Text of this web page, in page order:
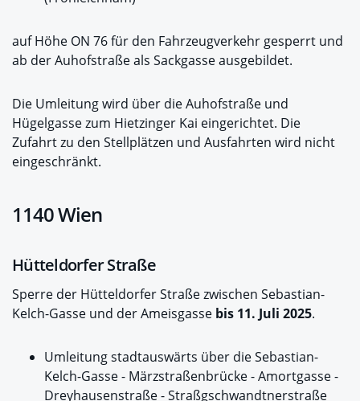
auf Höhe ON 76 für den Fahrzeugverkehr gesperrt und
ab der Auhofstraße als Sackgasse ausgebildet.
Die Umleitung wird über die Auhofstraße und
Hügelgasse zum Hietzinger Kai eingerichtet. Die
Zufahrt zu den Stellplätzen und Ausfahrten wird nicht
eingeschränkt.
1140 Wien
Hütteldorfer Straße
Sperre der Hütteldorfer Straße zwischen Sebastian-
Kelch-Gasse und der Ameisgasse bis 11. Juli 2025.
Umleitung stadtauswärts über die Sebastian-
Kelch-Gasse - Märzstraßenbrücke - Amortgasse -
Dreyhausenstraße - Straßgschwandtnerstraße